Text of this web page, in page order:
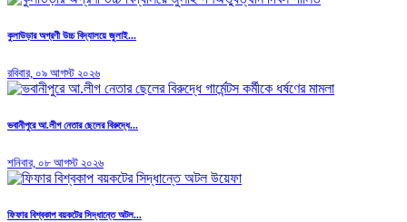
কুলাউড়ার অগ্রণী উচ্চ বিদ্যালয়ে জুলাই...
রবিবার, ০৯ আগস্ট ২০২৬
ভবানীপুরে আ.লীগ নেতার ছেলের বিরুদ্ধে...
শনিবার, ০৮ আগস্ট ২০২৬
ফিফার বিশ্বকাপ বয়কটের সিদ্ধান্তে অটল...